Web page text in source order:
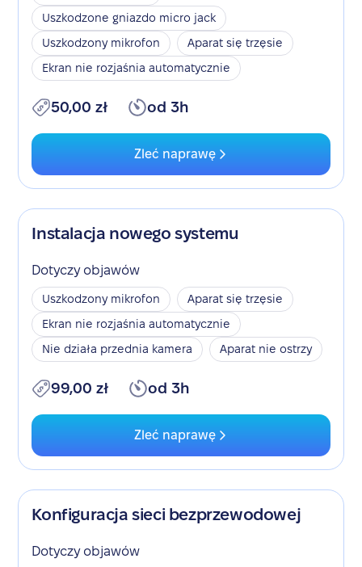
Uszkodzone gniazdo micro jack
Uszkodzony mikrofon
Aparat się trzęsie
Ekran nie rozjaśnia automatycznie
50,00 zł od 3h
Zleć naprawę
Instalacja nowego systemu
Dotyczy objawów
Uszkodzony mikrofon
Aparat się trzęsie
Ekran nie rozjaśnia automatycznie
Nie działa przednia kamera
Aparat nie ostrzy
99,00 zł od 3h
Zleć naprawę
Konfiguracja sieci bezprzewodowej
Dotyczy objawów